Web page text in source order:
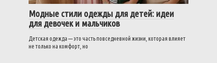
Модные стили одежды для детей: идеи
для девочек и мальчиков
Детская одежда — это часть повседневной жизни, которая влияет
не только на комфорт, но